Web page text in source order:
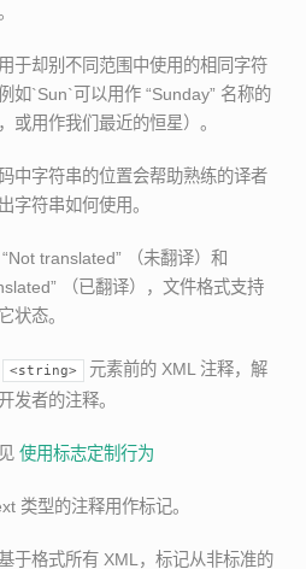
于却别不同范围中使用的相同字符
如`Sun`可以用作 “Sunday” 名称的
或用作我们最近的恒星）。
中字符串的位置会帮助熟练的译者
字符串如何使用。
translated” （未翻译）和
（已翻译），文件格式支持
状态。
<string>
元素前的 XML 注释，解
发者的注释。
使用标志定制行为
类型的注释用作标记。
于格式所有 XML，标记从非标准的